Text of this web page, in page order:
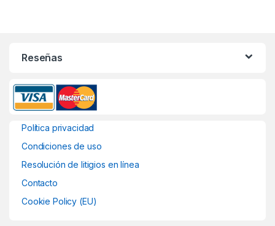
Reseñas
Política privacidad
Condiciones de uso
Resolución de litigios en línea
Contacto
Cookie Policy (EU)